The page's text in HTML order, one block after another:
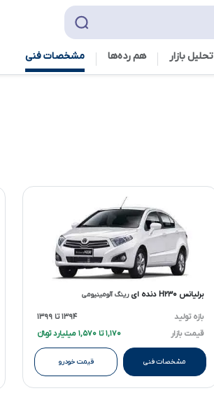
تحلیل بازار هم رده‌ها‌ مشخصات فنی
برلیانس H۲۳۰ دنده ای رینگ آلومینیومی
بازه تولید
۱۳۹۴ تا ۱۳۹۹
قیمت بازار
۱,۱۷۰ تا ۱,۵۷۰ میلیارد تومانءءء
مشخصات فنی قیمت خودرو